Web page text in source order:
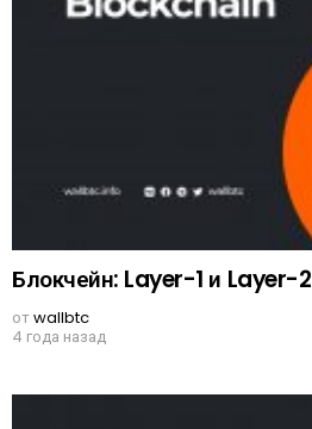
Блокчейн: Layer-1 и Layer-2
отwallbtc
4 года назад